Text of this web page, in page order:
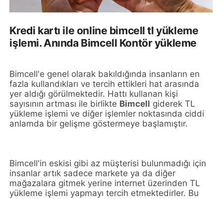
Kredi kartı ile online bimcell tl yükleme
işlemi. Anında Bimcell Kontör yükleme
Bimcell'e genel olarak bakıldığında insanların en
fazla kullandıkları ve tercih ettikleri hat arasında
yer aldığı görülmektedir. Hattı kullanan kişi
sayısının artması ile birlikte Bimcell giderek TL
yükleme işlemi ve diğer işlemler noktasında ciddi
anlamda bir gelişme göstermeye başlamıştır.
Bimcell'in eskisi gibi az müşterisi bulunmadığı için
insanlar artık sadece markete ya da diğer
mağazalara gitmek yerine internet üzerinden TL
yükleme işlemi yapmayı tercih etmektedirler. Bu